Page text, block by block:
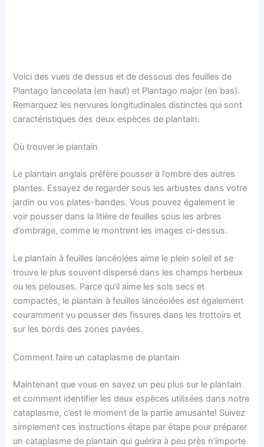
Voici des vues de dessus et de dessous des feuilles de
Plantago lanceolata (en haut) et Plantago major (en bas).
Remarquez les nervures longitudinales distinctes qui sont
caractéristiques des deux espèces de plantain.
Où trouver le plantain
Le plantain anglais préfère pousser à l’ombre des autres
plantes. Essayez de regarder sous les arbustes dans votre
jardin ou vos plates-bandes. Vous pouvez également le
voir pousser dans la litière de feuilles sous les arbres
d’ombrage, comme le montrent les images ci-dessus.
Le plantain à feuilles lancéolées aime le plein soleil et se
trouve le plus souvent dispersé dans les champs herbeux
ou les pelouses. Parce qu’il aime les sols secs et
compactés, le plantain à feuilles lancéolées est également
couramment vu pousser des fissures dans les trottoirs et
sur les bords des zones pavées.
Comment faire un cataplasme de plantain
Maintenant que vous en savez un peu plus sur le plantain
et comment identifier les deux espèces utilisées dans notre
cataplasme, c’est le moment de la partie amusante! Suivez
simplement ces instructions étape par étape pour préparer
un cataplasme de plantain qui guérira à peu près n’importe